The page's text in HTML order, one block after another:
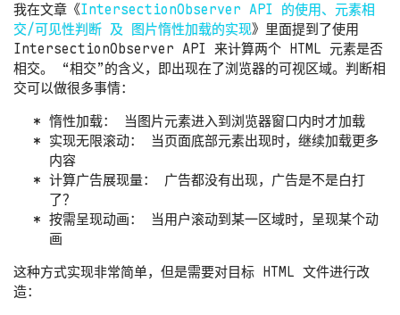
我在文章《IntersectionObserver API 的使用、元素相
交/可见性判断 及 图片惰性加载的实现》里面提到了使用
IntersectionObserver API 来计算两个 HTML 元素是否
相交。 “相交”的含义，即出现在了浏览器的可视区域。判断相
交可以做很多事情：
惰性加载： 当图片元素进入到浏览器窗口内时才加载
实现无限滚动： 当页面底部元素出现时，继续加载更多
内容
计算广告展现量： 广告都没有出现，广告是不是白打
了？
按需呈现动画： 当用户滚动到某一区域时，呈现某个动
画
这种方式实现非常简单，但是需要对目标 HTML 文件进行改
造：